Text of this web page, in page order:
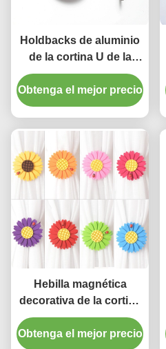
Holdbacks de aluminio
de la cortina U de la
pista de la cortina del
sitio del dormitorio del
gancho cristalino de la
Obtenga el mejor precio
Hebilla magnética
decorativa de la cortina
de los tenedores de los
accesorios de la cortina
Obtenga el mejor precio